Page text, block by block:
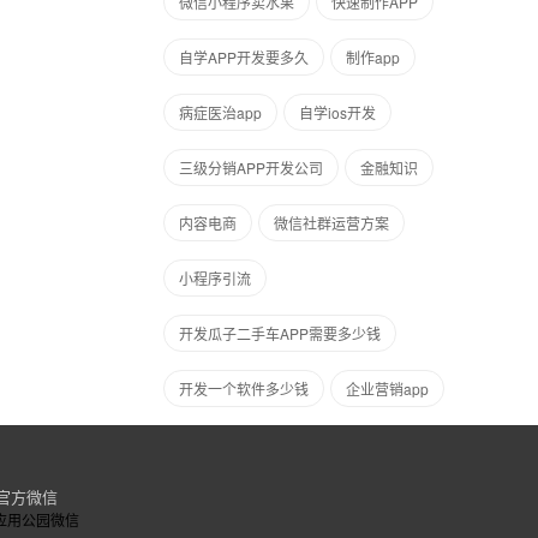
自学APP开发要多久 ​制作app
病症医治app 自学ios开发
三级分销APP开发公司 金融知识
内容电商 微信社群运营方案
小程序引流
开发瓜子二手车APP需要多少钱
开发一个软件多少钱 企业营销app
方微信